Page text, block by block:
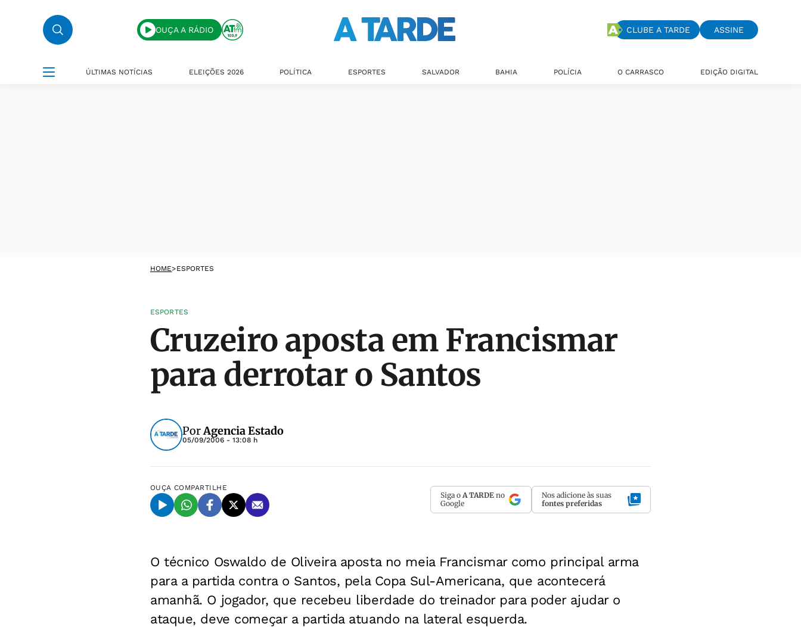
OUÇA A RÁDIO CLUBE A TARDE ASSINE
ÚLTIMAS NOTÍCIAS ELEIÇÕES 2026 POLÍTICA ESPORTES SALVADOR BAHIA POLÍCIA O CARRASCO EDIÇÃO DIGITAL
HOME>ESPORTES
ESPORTES
Cruzeiro aposta em Francismar
para derrotar o Santos
PorAgencia Estado
05/09/2006 - 13:08 h
OUÇA COMPARTILHE
Siga o A TARDE no
Google
Nos adicione às suas
fontes preferidas
O técnico Oswaldo de Oliveira aposta no meia Francismar como principal arma
para a partida contra o Santos, pela Copa Sul-Americana, que acontecerá
amanhã. O jogador, que recebeu liberdade do treinador para poder ajudar o
ataque, deve começar a partida atuando na lateral esquerda.